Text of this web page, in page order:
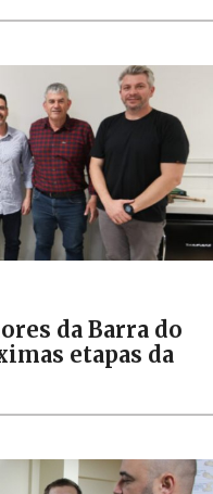
da Barra do
etapas da